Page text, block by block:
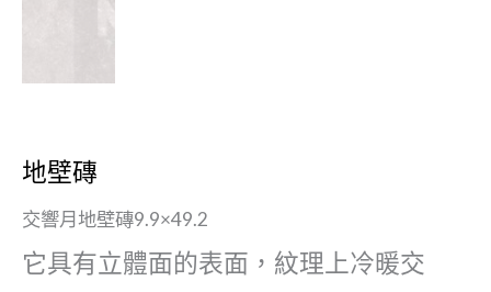
地壁磚
交響月地壁磚9.9×49.2
它具有立體面的表面，紋理上冷暖交